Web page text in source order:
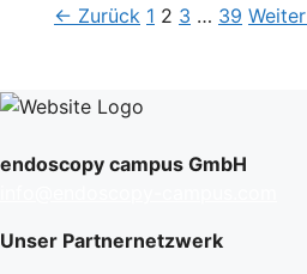
← Zurück Seite
1 Seite
2 Seite
3 … Seite
39 Weiter
endoscopy campus GmbH
Unser Partnernetzwerk